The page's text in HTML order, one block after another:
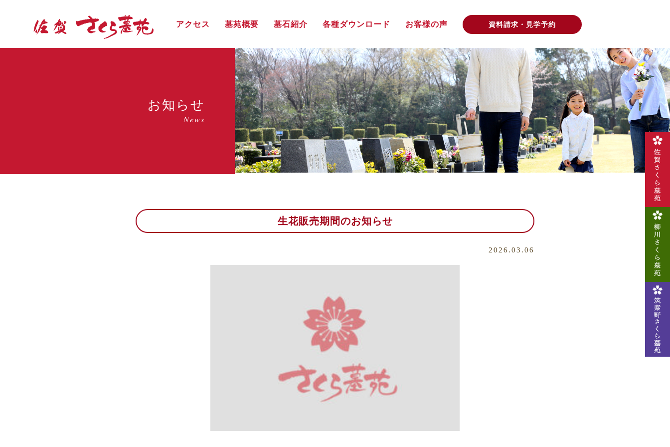
アクセス 墓苑概要 墓石紹介 各種ダウンロード お客様の声 資料請求・見学予約
お知らせ
News
生花販売期間のお知らせ
2026.03.06